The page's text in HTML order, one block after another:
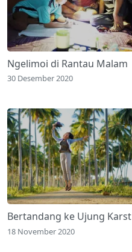
Ngelimoi di Rantau Malam
30 Desember 2020
Bertandang ke Ujung Karst
18 November 2020